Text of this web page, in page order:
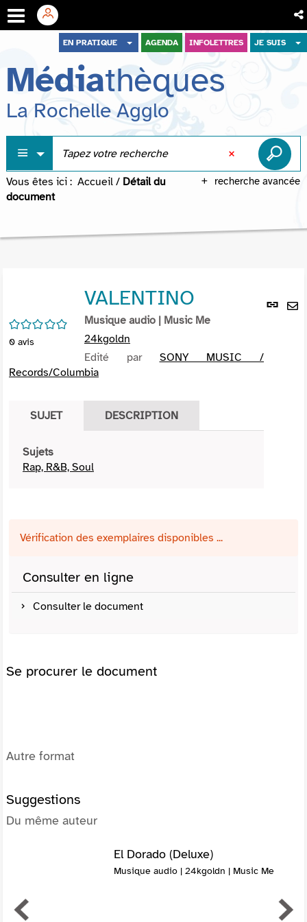
menu
contenu
recherche
EN PRATIQUE AGENDA INFOLETTRES JE SUIS
Médiathèques
La Rochelle Agglo
recherche avancée
Vous êtes ici : Accueil / Détail du
document
Lien
/5
0 avis
VALENTINO
Musique audio | Music Me
24kgoldn
Edité par SONY MUSIC /
Records/Columbia
SUJET DESCRIPTION
Sujets
Rap, R&B, Soul
Vérification des exemplaires disponibles ...
Consulter en ligne
Consulter le document
Se procurer le document
Autre format
Suggestions
Du même auteur
El Dorado (Deluxe)
Musique audio | 24kgoldn | Music Me